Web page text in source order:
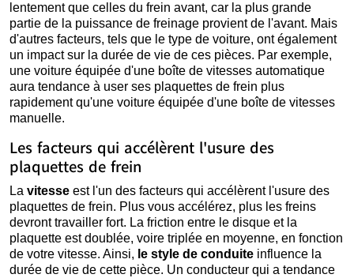
lentement que celles du frein avant, car la plus grande
partie de la puissance de freinage provient de l'avant. Mais
d'autres facteurs, tels que le type de voiture, ont également
un impact sur la durée de vie de ces pièces. Par exemple,
une voiture équipée d'une boîte de vitesses automatique
aura tendance à user ses plaquettes de frein plus
rapidement qu'une voiture équipée d'une boîte de vitesses
manuelle.
Les facteurs qui accélèrent l'usure des
plaquettes de frein
La vitesse est l'un des facteurs qui accélèrent l'usure des
plaquettes de frein. Plus vous accélérez, plus les freins
devront travailler fort. La friction entre le disque et la
plaquette est doublée, voire triplée en moyenne, en fonction
de votre vitesse. Ainsi, le style de conduite influence la
durée de vie de cette pièce. Un conducteur qui a tendance